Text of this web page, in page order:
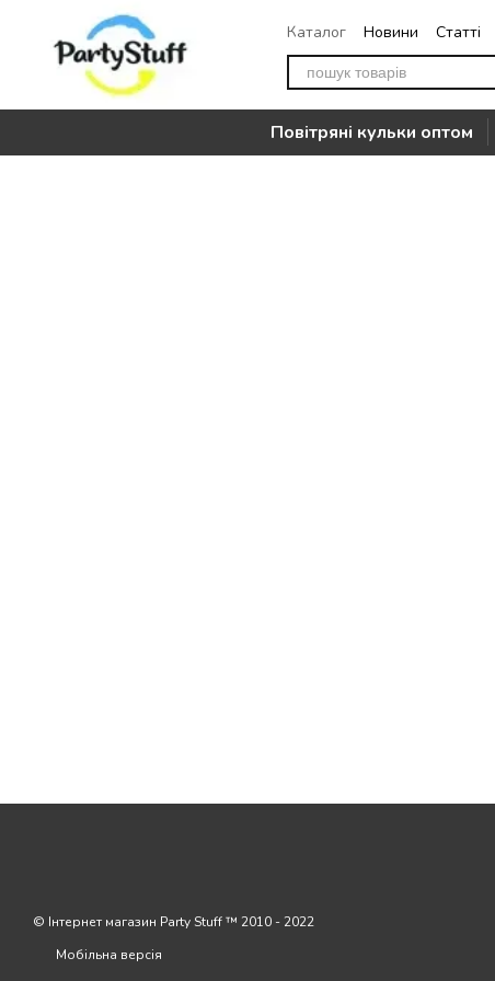
Перейти до основного контенту
Каталог Новини Статті
Повернення
Контакти
Повітряні кульки оптом
© Інтернет магазин Party Stuff ™ 2010 - 2022
Мобільна версія